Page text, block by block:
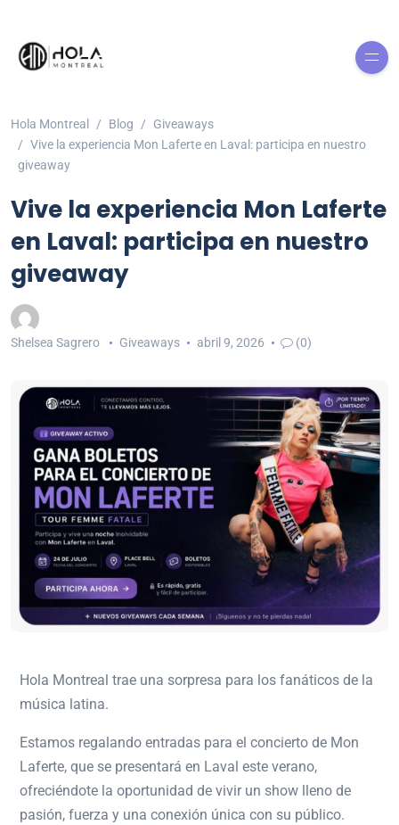
Hola Montreal Blog
Giveaways
Vive la experiencia Mon Laferte en Laval: participa en nuestro
giveaway
Vive la experiencia Mon Laferte
en Laval: participa en nuestro
giveaway
Shelsea Sagrero Giveaways abril 9, 2026 (0)
Hola Montreal trae una sorpresa para los fanáticos de la
música latina.
Estamos regalando entradas para el concierto de Mon
Laferte, que se presentará en Laval este verano,
ofreciéndote la oportunidad de vivir un show lleno de
pasión, fuerza y una conexión única con su público.